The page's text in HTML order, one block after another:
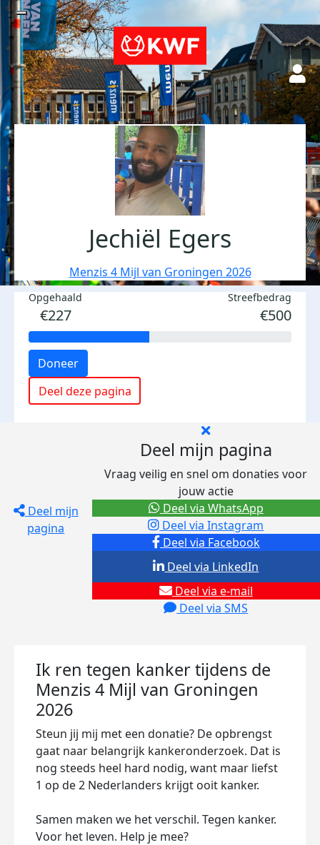
Jechiël Egers
Menzis 4 Mijl van Groningen 2026
Opgehaald
€227
Streefbedrag
€500
Doneer
Deel deze pagina
Deel mijn
pagina
Deel mijn pagina
Vraag veilig en snel om donaties voor
jouw actie
Deel via Facebook
Deel via Instagram
Deel via e-mail
Deel via SMS
Deel via LinkedIn
Deel via WhatsApp
Ik ren tegen kanker tijdens de
Menzis 4 Mijl van Groningen
2026
Steun jij mij met een donatie? De opbrengst
gaat naar belangrijk kankeronderzoek. Dat is
nog steeds heel hard nodig, want maar liefst
1 op de 2 Nederlanders krijgt ooit kanker.
Samen maken we het verschil. Tegen kanker.
Voor het leven. Help je mee?